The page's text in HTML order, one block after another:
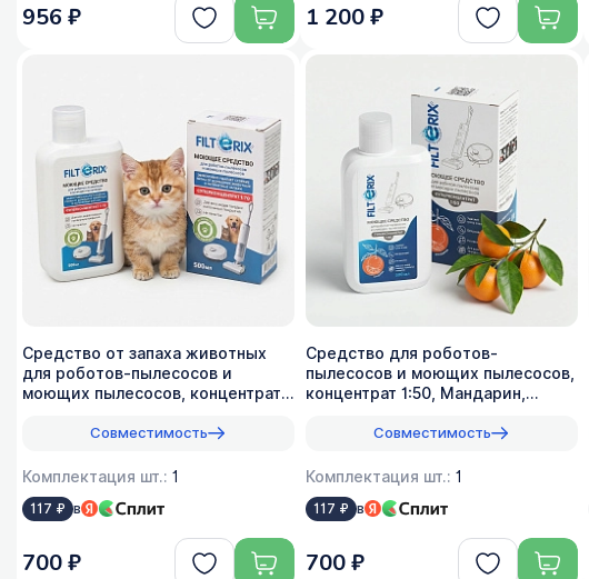
956 ₽ 1 200 ₽
Средство от запаха животных
для роботов-пылесосов и
моющих пылесосов, концентрат
Совместимость
Комплектация шт.: 1
117 ₽ в
700 ₽
Средство для роботов-
пылесосов и моющих пылесосов,
концентрат 1:50, Мандарин,
Совместимость
Комплектация шт.: 1
117 ₽ в
700 ₽